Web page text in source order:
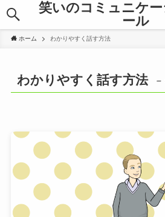
笑いのコミュニケ
ール
ホーム わかりやすく話す方法
わかりやすく話す方法 –